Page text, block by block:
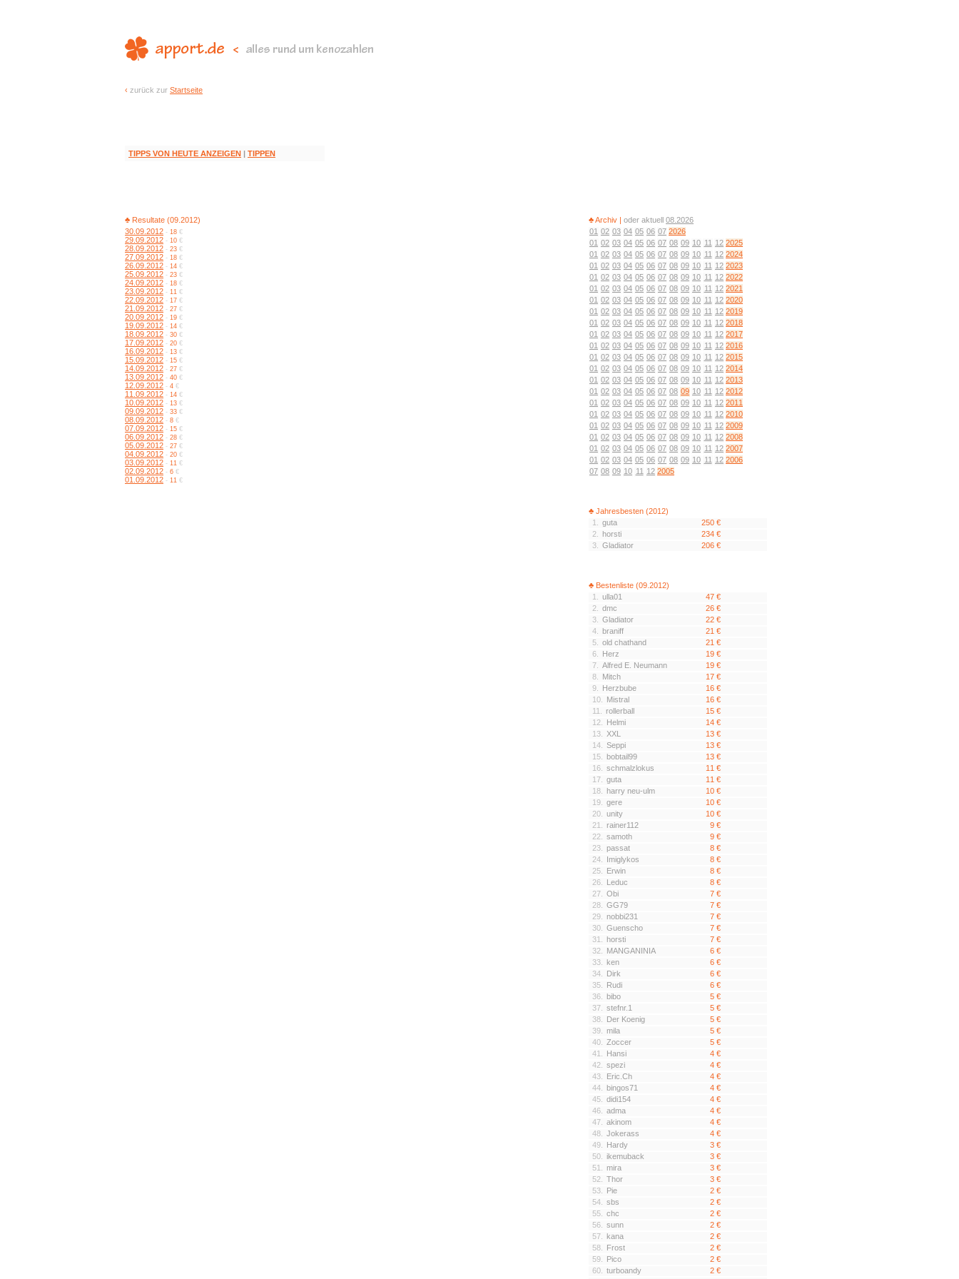
‹ zurück zur Startseite
TIPPS VON HEUTE ANZEIGEN | TIPPEN
♣ Resultate (09.2012)
30.09.2012 - 18 €
29.09.2012 - 10 €
28.09.2012 - 23 €
27.09.2012 - 18 €
26.09.2012 - 14 €
25.09.2012 - 23 €
24.09.2012 - 18 €
23.09.2012 - 11 €
22.09.2012 - 17 €
21.09.2012 - 27 €
20.09.2012 - 19 €
19.09.2012 - 14 €
18.09.2012 - 30 €
17.09.2012 - 20 €
16.09.2012 - 13 €
15.09.2012 - 15 €
14.09.2012 - 27 €
13.09.2012 - 40 €
12.09.2012 - 4 €
11.09.2012 - 14 €
10.09.2012 - 13 €
09.09.2012 - 33 €
08.09.2012 - 8 €
07.09.2012 - 15 €
06.09.2012 - 28 €
05.09.2012 - 27 €
04.09.2012 - 20 €
03.09.2012 - 11 €
02.09.2012 - 6 €
01.09.2012 - 11 €
♣ Archiv | oder aktuell 08.2026
01 02 03 04 05 06 07 2026
01 02 03 04 05 06 07 08 09 10 11 12 2025
01 02 03 04 05 06 07 08 09 10 11 12 2024
01 02 03 04 05 06 07 08 09 10 11 12 2023
01 02 03 04 05 06 07 08 09 10 11 12 2022
01 02 03 04 05 06 07 08 09 10 11 12 2021
01 02 03 04 05 06 07 08 09 10 11 12 2020
01 02 03 04 05 06 07 08 09 10 11 12 2019
01 02 03 04 05 06 07 08 09 10 11 12 2018
01 02 03 04 05 06 07 08 09 10 11 12 2017
01 02 03 04 05 06 07 08 09 10 11 12 2016
01 02 03 04 05 06 07 08 09 10 11 12 2015
01 02 03 04 05 06 07 08 09 10 11 12 2014
01 02 03 04 05 06 07 08 09 10 11 12 2013
01 02 03 04 05 06 07 08 09 10 11 12 2012
01 02 03 04 05 06 07 08 09 10 11 12 2011
01 02 03 04 05 06 07 08 09 10 11 12 2010
01 02 03 04 05 06 07 08 09 10 11 12 2009
01 02 03 04 05 06 07 08 09 10 11 12 2008
01 02 03 04 05 06 07 08 09 10 11 12 2007
01 02 03 04 05 06 07 08 09 10 11 12 2006
07 08 09 10 11 12 2005
♣ Jahresbesten (2012)
1.
guta
250 €
2.
horsti
234 €
3.
Gladiator 206 €
♣ Bestenliste (09.2012)
1.
ulla01
47 €
2.
dmc
26 €
3.
Gladiator
22 €
4.
braniff
21 €
5.
old chathand
21 €
6.
Herz
19 €
7.
Alfred E. Neumann
19 €
8.
Mitch
17 €
9.
Herzbube
16 €
10.
Mistral
16 €
11.
rollerball
15 €
12.
Helmi
14 €
13.
XXL
13 €
14.
Seppi
13 €
15.
bobtail99
13 €
16.
schmalzlokus
11 €
17.
guta
11 €
18.
harry neu-ulm
10 €
19.
gere
10 €
20.
unity
10 €
21.
rainer112
9 €
22.
samoth
9 €
23.
passat
8 €
24.
Imiglykos
8 €
25.
Erwin
8 €
26.
Leduc
8 €
27.
Obi
7 €
28.
GG79
7 €
29.
nobbi231
7 €
30.
Guenscho
7 €
31.
horsti
7 €
32.
MANGANINIA
6 €
33.
ken
6 €
34.
Dirk
6 €
35.
Rudi
6 €
36.
bibo
5 €
37.
stefnr.1
5 €
38.
Der Koenig
5 €
39.
mila
5 €
40.
Zoccer
5 €
41.
Hansi
4 €
42.
spezi
4 €
43.
Eric.Ch
4 €
44.
bingos71
4 €
45.
didi154
4 €
46.
adma
4 €
47.
akinom
4 €
48.
Jokerass
4 €
49.
Hardy
3 €
50.
ikemuback
3 €
51.
mira
3 €
52.
Thor
3 €
53.
Pie
2 €
54.
sbs
2 €
55.
chc
2 €
56.
sunn
2 €
57.
kana
2 €
58.
Frost
2 €
59.
Pico
2 €
60.
turboandy
2 €